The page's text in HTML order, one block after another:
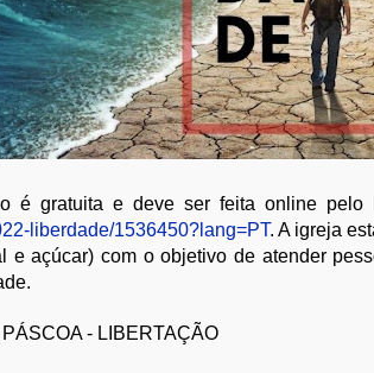
é gratuita e deve ser feita online pelo
liberdade/1536450?lang=PT. A igreja
e açúcar) com o objetivo de atender
- LIBERTAÇÃO